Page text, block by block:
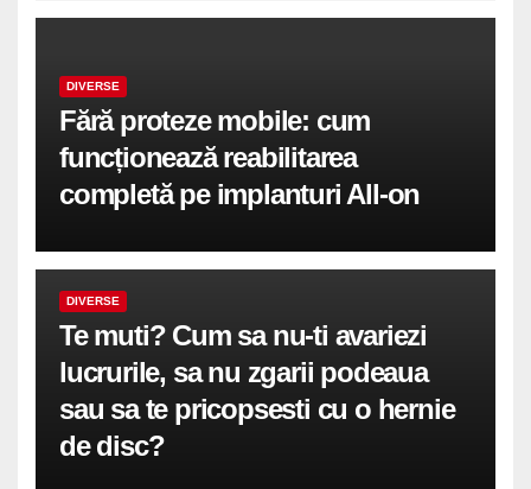
DIVERSE
Fără proteze mobile: cum
funcționează reabilitarea
completă pe implanturi All-on
DIVERSE
Te muti? Cum sa nu-ti avariezi
lucrurile, sa nu zgarii podeaua
sau sa te pricopsesti cu o hernie
de disc?